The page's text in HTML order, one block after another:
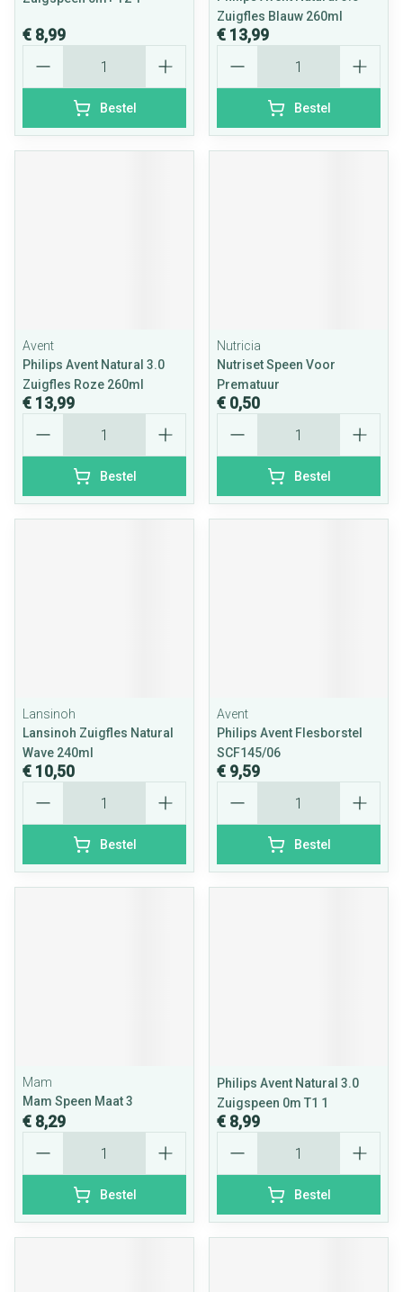
€ 8,99
Bestel
Zuigfles Blauw 260ml
€ 13,99
Bestel
Avent
Philips Avent Natural 3.0
Zuigfles Roze 260ml
€ 13,99
Bestel
Nutricia
Nutriset Speen Voor
Prematuur
€ 0,50
Bestel
Lansinoh
Lansinoh Zuigfles Natural
Wave 240ml
€ 10,50
Bestel
Avent
Philips Avent Flesborstel
SCF145/06
€ 9,59
Bestel
Mam
Mam Speen Maat 3
€ 8,29
Bestel
Philips Avent Natural 3.0
Zuigspeen 0m T1 1
€ 8,99
Bestel